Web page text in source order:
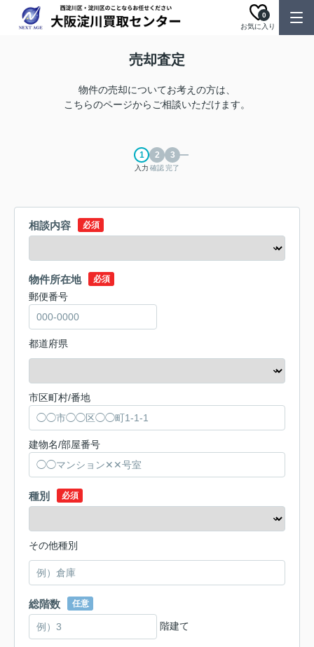
お気に入り
0
売却査定
物件の売却についてお考えの方は、
こちらのページからご相談いただけます。
入力 確認完了
相談内容 必須
物件所在地 必須
郵便番号
都道府県
市区町村/番地
建物名/部屋番号
種別 必須
その他種別
総階数 任意
階建て